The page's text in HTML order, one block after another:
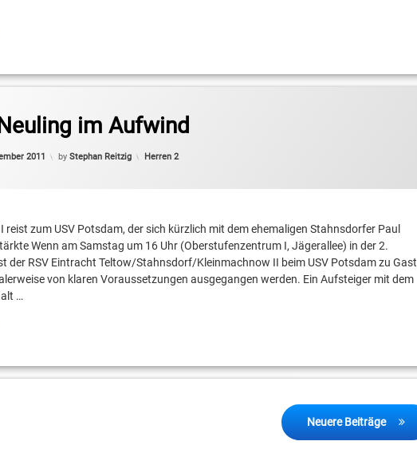
im Aufwind
2011 by Stephan Reitzig Categories:
Herren 2
reist zum USV Potsdam, der sich kürzlich mit dem ehemaligen Stahnsdorfer Paul
Wenn am Samstag um 16 Uhr (Oberstufenzentrum I, Jägerallee) in der 2.
der RSV Eintracht Teltow/Stahnsdorf/Kleinmachnow II beim USV Potsdam zu Gast
von klaren Voraussetzungen ausgegangen werden. Ein Aufsteiger mit dem
…
Neuere Beiträge